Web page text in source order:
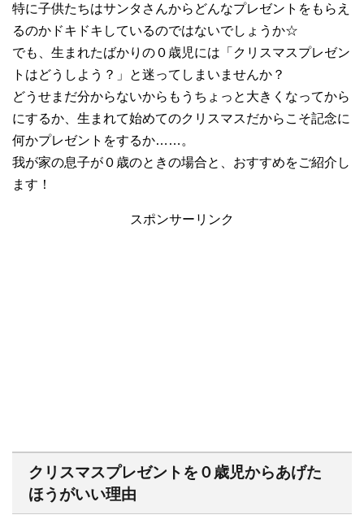
特に子供たちはサンタさんからどんなプレゼントをもらえ
るのかドキドキしているのではないでしょうか☆
でも、生まれたばかりの０歳児には「クリスマスプレゼン
トはどうしよう？」と迷ってしまいませんか？
どうせまだ分からないからもうちょっと大きくなってから
にするか、生まれて始めてのクリスマスだからこそ記念に
何かプレゼントをするか……。
我が家の息子が０歳のときの場合と、おすすめをご紹介し
ます！
スポンサーリンク
クリスマスプレゼントを０歳児からあげた
ほうがいい理由